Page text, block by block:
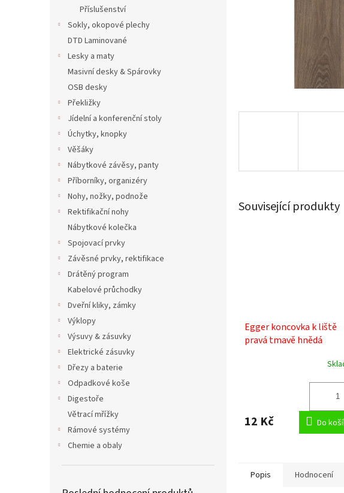
Příslušenství
Sokly, okopové plechy
DTD Laminované
Lesky a maty
Masivní desky & Spárovky
OSB desky
Překližky
Jídelní a konferenční stoly
Úchytky, knopky
Věšáky
Nábytkové závěsy, panty
Příborníky, organizéry
Nohy, nožky, podnože
Rektifikační nohy
Nábytkové kolečka
Spojovací prvky
Závěsné prvky, rektifikace
Drátěný program
Kabelové průchodky
Dveřní kliky, zámky
Výklopy
Výsuvy & zásuvky
Elektrické zásuvky
Dřezy a baterie
Odpadkové koše
Digestoře
Větrací mřížky
Rámové systémy
Chemie a obaly
Související produkty
Egger koncovka k liště
pravá tmavě hnědá
12 Kč Do
Popis Hodnocení